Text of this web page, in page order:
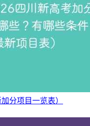
分项目一览表）